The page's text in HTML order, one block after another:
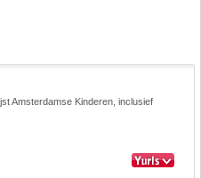
Amsterdamse Kinderen, inclusief